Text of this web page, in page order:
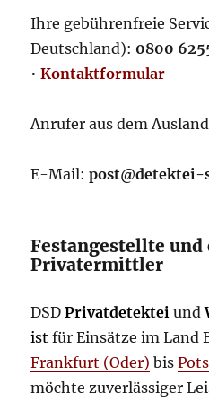
Ihre gebührenfreie
Deutschland): 0800
•Kontaktformular
Anrufer aus dem
E-Mail:post@detektei-
Festangestellte
Privatermittler
DSDPrivatdetektei und
istfür Einsätze im Land
Frankfurt (Oder) bis
möchte zuverlässiger